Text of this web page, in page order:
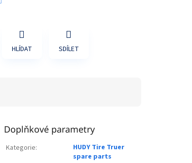
HLÍDAT SDÍLET
Doplňkové parametry
Kategorie:
HUDY Tire Truer
spare parts